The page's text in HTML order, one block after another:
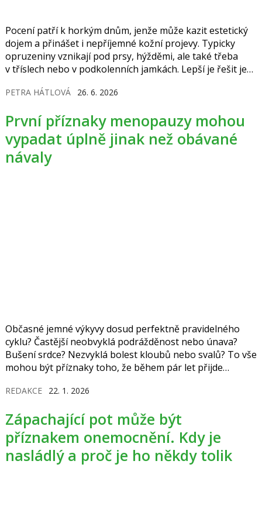
Pocení patří k horkým dnům, jenže může kazit estetický
dojem a přinášet i nepříjemné kožní projevy. Typicky
opruzeniny vznikají pod prsy, hýžděmi, ale také třeba
v tříslech nebo v podkolenních jamkách. Lepší je řešit je
záněty.
PETRA HÁTLOVÁ 26. 6. 2026
První příznaky menopauzy mohou
vypadat úplně jinak než obávané
návaly
Občasné jemné výkyvy dosud perfektně pravidelného
cyklu? Častější neobvyklá podrážděnost nebo únava?
Bušení srdce? Nezvyklá bolest kloubů nebo svalů? To vše
mohou být příznaky toho, že během pár let přijde
REDAKCE 22. 1. 2026
Zápachající pot může být
příznakem onemocnění. Kdy je
nasládlý a proč je ho někdy tolik